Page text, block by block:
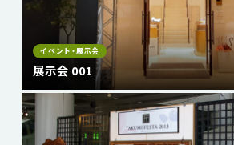
イベント・展示会
展示会 001